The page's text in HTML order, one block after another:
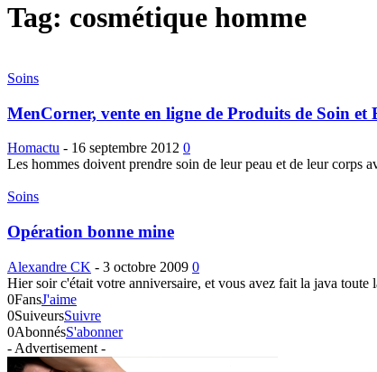
Tag: cosmétique homme
Soins
MenCorner, vente en ligne de Produits de Soin et
Homactu - 16 septembre 2012 0
Les hommes doivent prendre soin de leur peau et de leur corps
Soins
Opération bonne mine
Alexandre CK - 3 octobre 2009 0
Hier soir c'était votre anniversaire, et vous avez fait la java
0FansJ'aime
0SuiveursSuivre
0AbonnésS'abonner
- Advertisement -